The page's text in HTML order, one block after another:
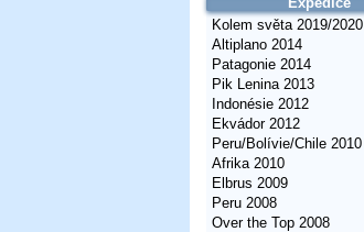
Kolem světa 2019/2020
Altiplano 2014
Patagonie 2014
Pik Lenina 2013
Indonésie 2012
Ekvádor 2012
Peru/Bolívie/Chile 2010
Afrika 2010
Elbrus 2009
Peru 2008
Over the Top 2008